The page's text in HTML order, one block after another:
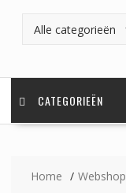
CATEGORIEËN
Home Webshop